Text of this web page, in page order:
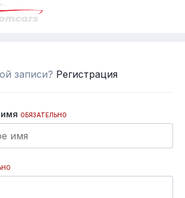
записи? Регистрация
ОБЯЗАТЕЛЬНО